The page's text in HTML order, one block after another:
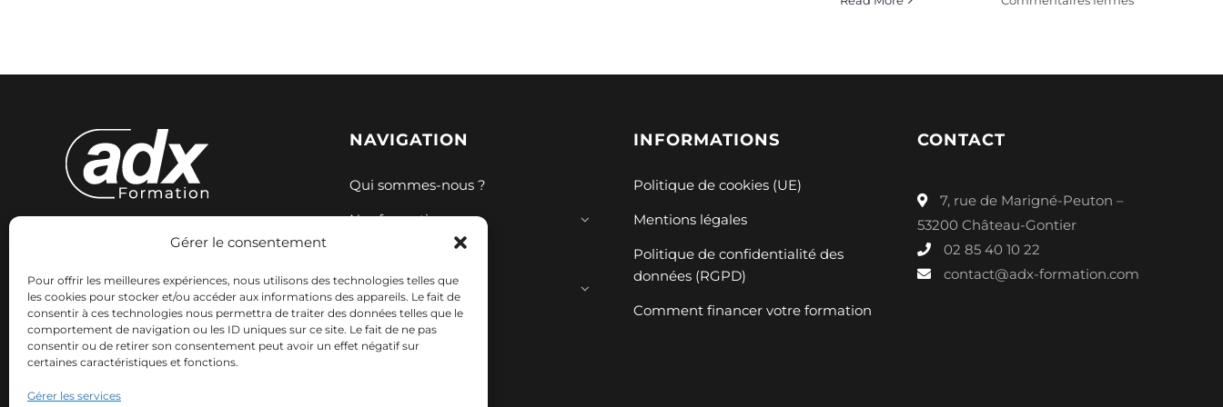
Gérer le consentement
Pour offrir les meilleures expériences, nous utilisons des technologies telles que
les cookies pour stocker et/ou accéder aux informations des appareils. Le fait de
consentir à ces technologies nous permettra de traiter des données telles que le
comportement de navigation ou les ID uniques sur ce site. Le fait de ne pas
consentir ou de retirer son consentement peut avoir un effet négatif sur
certaines caractéristiques et fonctions.
Gérer les services
Expertise et innovation pour votre
votre réussite professionnelle avec
des solutions adaptées.
NAVIGATION
Qui sommes-nous ?
Nos formations
Ressources
Contact
INFORMATIONS
Politique de cookies (UE)
Mentions légales
Politique de confidentialité des
données (RGPD)
Comment financer votre formation
CONTACT
7, rue de Marigné-Peuton –
53200 Château-Gontier
02 85 40 10 22
contact@adx-formation.com